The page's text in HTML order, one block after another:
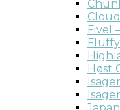
Fivel
Høst